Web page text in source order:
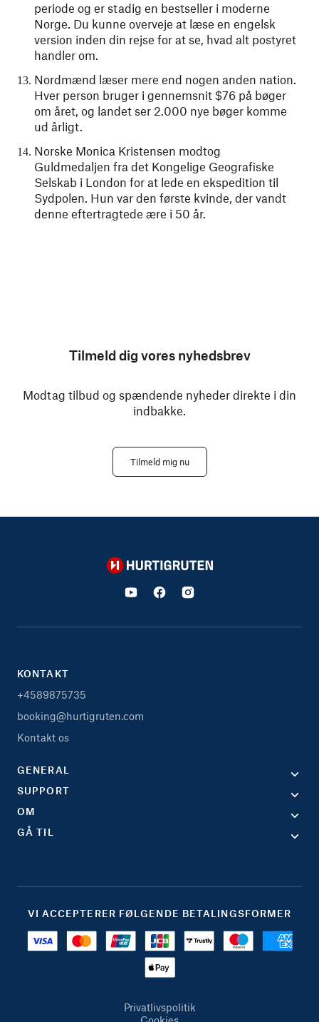
periode og er stadig en bestseller i moderne
Norge. Du kunne overveje at læse en engelsk
version inden din rejse for at se, hvad alt postyret
handler om.
Nordmænd læser mere end nogen anden nation.
Hver person bruger i gennemsnit $76 på bøger
om året, og landet ser 2.000 nye bøger komme
ud årligt.
Norske Monica Kristensen modtog
Guldmedaljen fra det Kongelige Geografiske
Selskab i London for at lede en ekspedition til
Sydpolen. Hun var den første kvinde, der vandt
denne eftertragtede ære i 50 år.
Tilmeld dig vores nyhedsbrev
Modtag tilbud og spændende nyheder direkte i din
indbakke.
Tilmeld mig nu
Hurtigruten
KONTAKT
+4589875735
booking@hurtigruten.com
Kontakt os
GENERAL
SUPPORT
OM
GÅ TIL
VI ACCEPTERER FØLGENDE BETALINGSFORMER
Privatlivspolitik